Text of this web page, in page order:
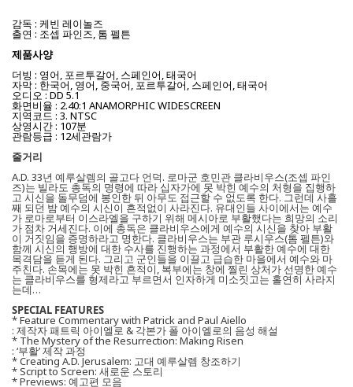
감독 : 케빈 레이놀즈
출연 : 조셉 파인즈, 톰 펠튼
제품사양
더빙 : 영어, 포르투갈어, 스페인어, 태국어
자막 : 한국어, 영어, 중국어, 포르투갈어, 스페인어, 태국어
오디오 : DD 5.1
화면비율 : 2.40:1 ANAMORPHIC WIDESCREEN
지역코드 : 3. NTSC
상영시간 : 107분
관람등급 : 12세관람가
줄거리
A.D. 33년 예루살렘의 골고다 언덕. 로마군 호민관 클라비우스(조셉 파인
즈)는 빌라도 총독의 명령에 따라 십자가에 못 박힌 예수의 처형을 집행하
고 시신을 돌무덤에 봉인한 뒤 아무도 접근할 수 없도록 한다. 그런데 사흘
째 되던 밤 예수의 시신이 흔적없이 사라진다. 유대인들 사이에서는 예수
가 로마로부터 이스라엘을 구하기 위해 메시아로 부활했다는 희망의 소리
가 점차 거세진다. 이에 총독은 클라비우스에게 예수의 시신을 찾아 부활
이 거짓임을 증명하라고 명한다. 클라비우스는 부관 루시우스(톰 펠튼)와
함께 시신의 행방에 대한 수사를 진행하는 과정에서 부활한 예수에 대한
목격담을 듣게 된다. 그리고 군인들을 이끌고 급습한 마을에서 예수와 마
주친다. 손목에는 못 박힌 흔적이, 복부에는 창에 찔린 상처가 선명한 예수
는 클라비우스를 형제라고 부르면서 인자하게 미소짓고는 홀연히 사라지
는데…
SPECIAL FEATURES
* Feature Commentary with Patrick and Paul Aiello
: 제작자 패트릭 아이엘로 & 각본가 폴 아이엘로의 음성 해설
* The Mystery of the Resurrection: Making Risen
: ‘부활’ 제작 과정
* Creating A.D. Jerusalem: 고대 예루살렘 창조하기
* Script to Screen: 새로운 스토리
* Previews: 예고편 모음